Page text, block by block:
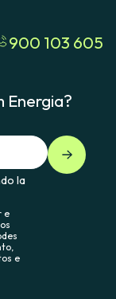
900 103 605
Energia?
la
e
e